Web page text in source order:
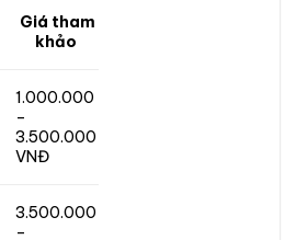
Giá tham
khảo
1.000.000
–
3.500.000
VNĐ
3.500.000
–